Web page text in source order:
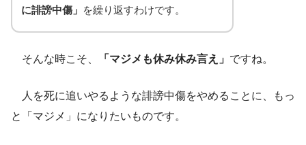
に誹謗中傷」 を繰り返すわけです。
そんな時こそ、 「マジメも休み休み言え」 ですね。
人を死に追いやるような誹謗中傷をやめることに、もっ
と「マジメ」になりたいものです。